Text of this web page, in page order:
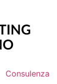
Consulenza